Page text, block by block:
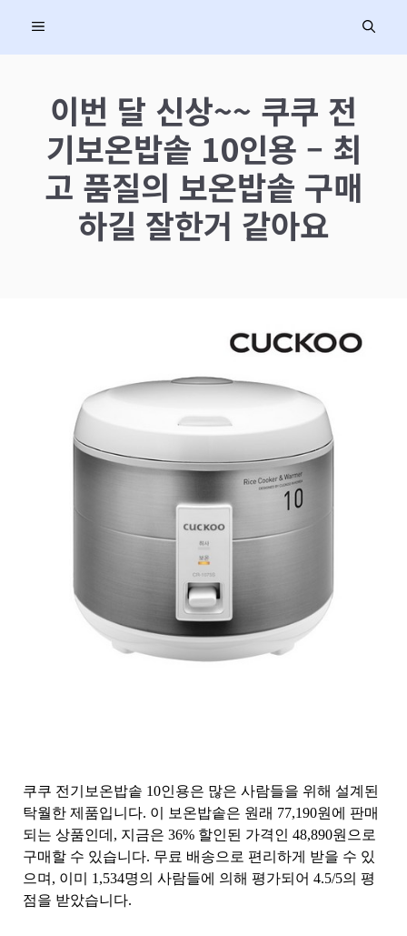
MENU
이번 달 신상~~ 쿠쿠 전
기보온밥솥 10인용 – 최
고 품질의 보온밥솥 구매
하길 잘한거 같아요
쿠쿠 전기보온밥솥 10인용은 많은 사람들을 위해 설계된
탁월한 제품입니다. 이 보온밥솥은 원래 77,190원에 판매
되는 상품인데, 지금은 36% 할인된 가격인 48,890원으로
구매할 수 있습니다. 무료 배송으로 편리하게 받을 수 있
으며, 이미 1,534명의 사람들에 의해 평가되어 4.5/5의 평
점을 받았습니다.